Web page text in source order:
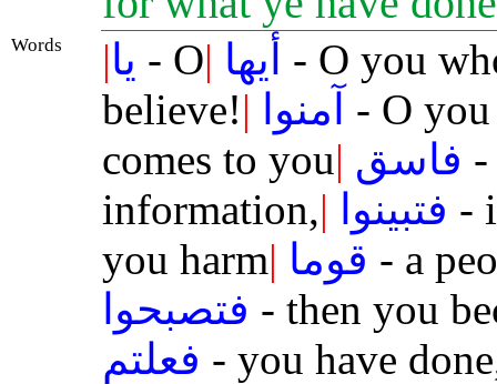
Words |يا - O| أيها - O you
believe!| آمنوا - O
comes to you| فاسق -
information,| فتبينوا -
you harm| قوما - a
فتصبحوا - then you
فعلتم - you have